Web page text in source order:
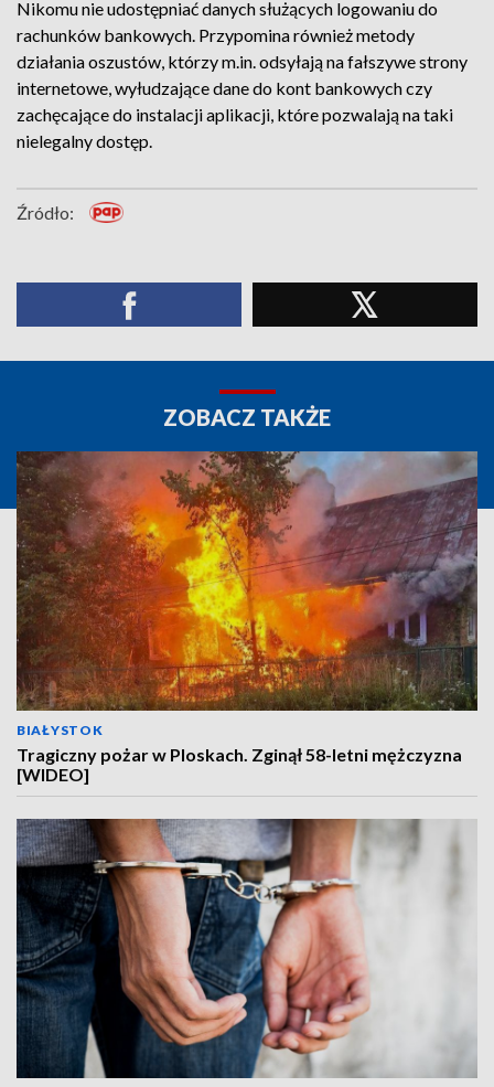
Nikomu nie udostępniać danych służących logowaniu do
rachunków bankowych. Przypomina również metody
działania oszustów, którzy m.in. odsyłają na fałszywe strony
internetowe, wyłudzające dane do kont bankowych czy
zachęcające do instalacji aplikacji, które pozwalają na taki
nielegalny dostęp.
Źródło:
ZOBACZ TAKŻE
BIAŁYSTOK
Tragiczny pożar w Ploskach. Zginął 58-letni mężczyzna
[WIDEO]